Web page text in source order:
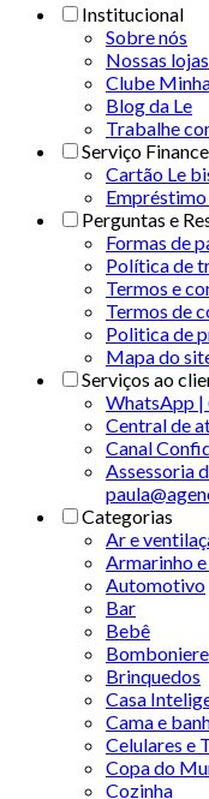
Institucional
Sobre nós
Nossas lojas
Clube
Blog da Le
Trabalhe
Serviço
Cartão Le
Perguntas e
Formas de
Política de
Termos e
Termos de
Politica de
Mapa do
Serviços ao
WhatsApp |
Central de
Canal
Assessoria
Categorias
Ar e
Armarinho
Automotivo
Bar
Bebê
Bomboniere
Brinquedos
Casa
Cama e
Celulares e
Copa do
Cozinha